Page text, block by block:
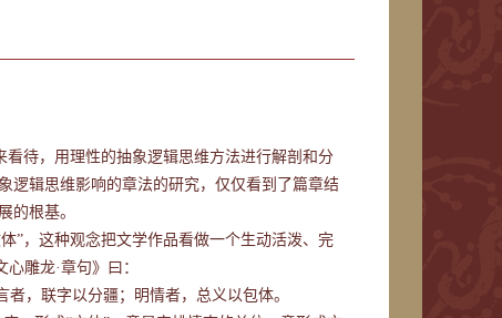
待，用理性的抽象逻辑思维方法进行解剖和分
逻辑思维影响的章法的研究，仅仅看到了篇章结
的根基。
”，这种观念把文学作品看做一个生动活泼、完
雕龙·章句》曰：
，联字以分疆；明情者，总义以包体。